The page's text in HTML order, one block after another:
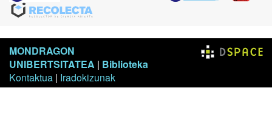
MONDRAGON
UNIBERTSITATEA | Biblioteka
Kontaktua | Iradokizunak